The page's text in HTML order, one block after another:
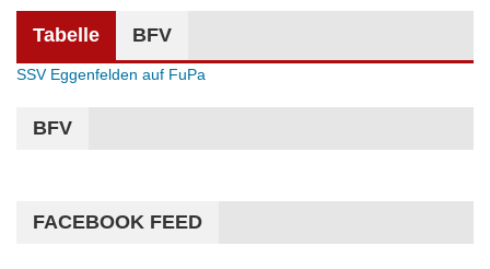
Tabelle BFV
SSV Eggenfelden auf FuPa
BFV
FACEBOOK FEED